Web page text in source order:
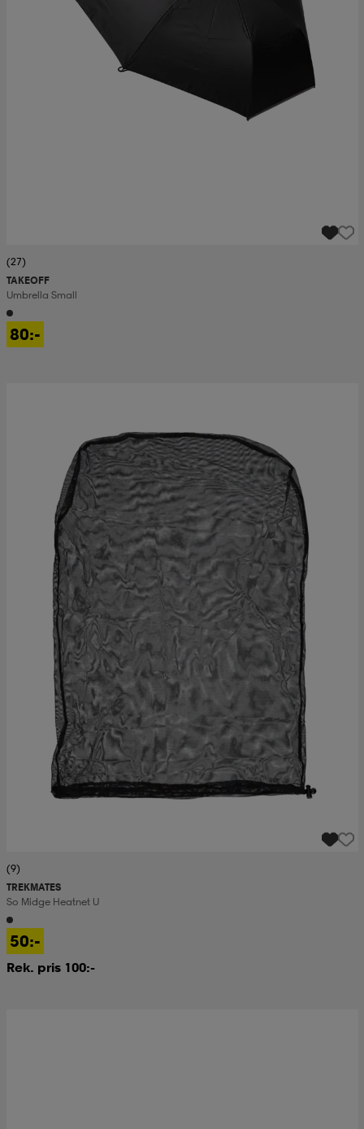
(27)
TAKEOFF
Umbrella Small
80:-
(9)
TREKMATES
So Midge Heatnet U
50:-
Rek. pris 100:-